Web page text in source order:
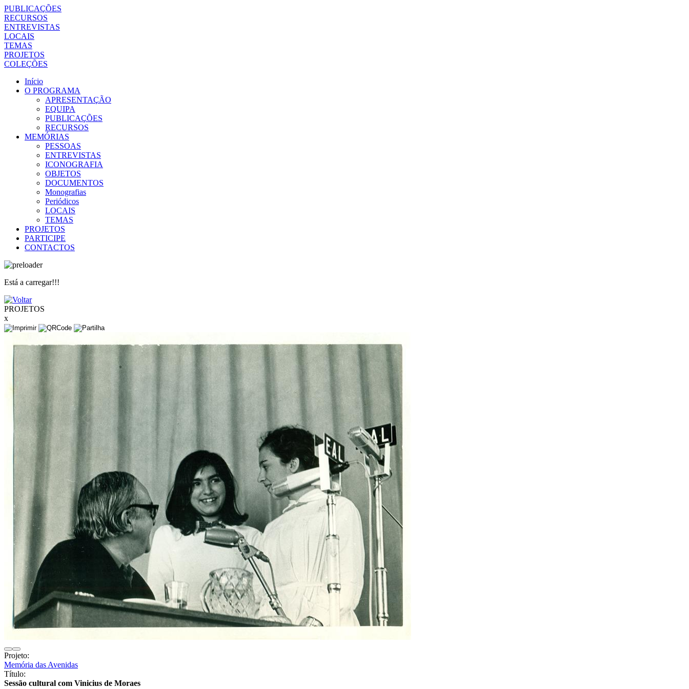
PUBLICAÇÕES
RECURSOS
ENTREVISTAS
LOCAIS
TEMAS
PROJETOS
COLEÇÕES
Início
O PROGRAMA
APRESENTAÇÃO
EQUIPA
PUBLICAÇÕES
RECURSOS
MEMÓRIAS
PESSOAS
ENTREVISTAS
ICONOGRAFIA
OBJETOS
DOCUMENTOS
Monografias
Periódicos
LOCAIS
TEMAS
PROJETOS
PARTICIPE
CONTACTOS
Está a carregar!!!
PROJETOS
x
Projeto:
Memória das Avenidas
Título:
Sessão cultural com Vinicius de Moraes